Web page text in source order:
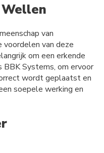
van
van deze
om een erkende
Systems, om ervoor
wordt geplaatst en
soepele werking en